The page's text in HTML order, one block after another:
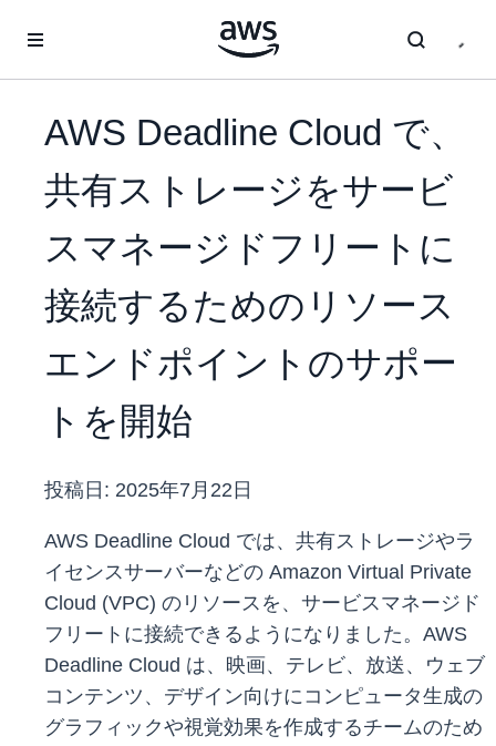
AWS Deadline Cloud で、
共有ストレージをサービ
スマネージドフリートに
接続するためのリソース
エンドポイントのサポー
トを開始
投稿日: 2025年7月22日
AWS Deadline Cloud では、共有ストレージやラ
イセンスサーバーなどの Amazon Virtual Private
Cloud (VPC) のリソースを、サービスマネージド
フリートに接続できるようになりました。AWS
Deadline Cloud は、映画、テレビ、放送、ウェブ
コンテンツ、デザイン向けにコンピュータ生成の
グラフィックや視覚効果を作成するチームのため